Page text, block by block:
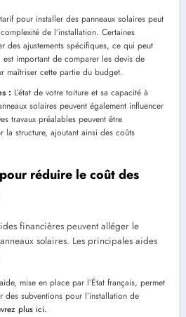
pour installer des panneaux solaires peut
de l’installation. Certaines
des ajustements spécifiques, ce qui peut
important de comparer les devis de
maîtriser cette partie du budget.
: L’état de votre toiture et sa capacité à
solaires peuvent également influencer
travaux préalables peuvent être
la structure, ajoutant ainsi des coûts
réduire le coût des
financières peuvent alléger le
solaires. Les principales aides
mise en place par l’État français, permet
des subventions pour l’installation de
plus ici.